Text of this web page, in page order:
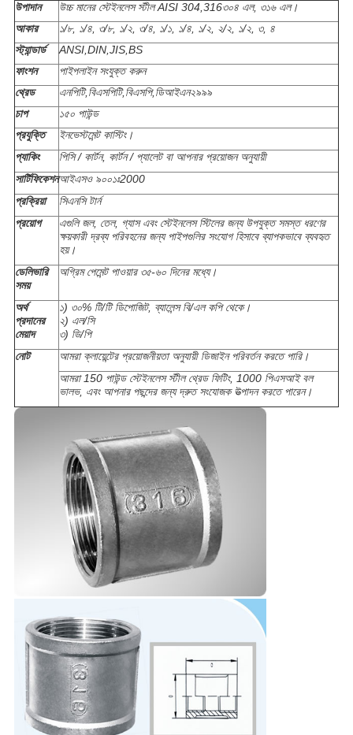
উপাদান
উচ্চ মানের স্টেইনলেস স্টীল AISI 304,316৩০৪ এল, ৩১৬ এল।
আকার
১/৮, ১/৪, ৩/৮, ১/২, ৩/৪, ১/১, ১/৪, ১/২, ২/২, ১/২, ৩, ৪
স্ট্যান্ডার্ড
ANSI,DIN,JIS,BS
ফাংশন
পাইপলাইন সংযুক্ত করুন
থ্রেড
এনপিটি,বিএসপিটি,বিএসপি,ডিআইএন২৯৯৯
চাপ
১৫০ পাউন্ড
প্রযুক্তি
ইনভেস্টমেন্ট কাস্টিং।
প্যাকিং
পিসি / কার্টন, কার্টন / প্যালেট বা আপনার প্রয়োজন অনুযায়ী
সার্টিফিকেশনআইএসও ৯০০১ঃ2000
প্রক্রিয়া
সিএনসি টার্ন
প্রয়োগ
এগুলি জল, তেল, গ্যাস এবং স্টেইনলেস স্টিলের জন্য উপযুক্ত সমস্ত ধরণের
ক্ষয়কারী দ্রব্য পরিবহনের জন্য পাইপগুলির সংযোগ হিসাবে ব্যাপকভাবে ব্যবহৃত
হয়।
ডেলিভারি
সময়
অগ্রিম পেমেন্ট পাওয়ার ৩৫-৬০ দিনের মধ্যে।
অর্থ
প্রদানের
মেয়াদ
১) ৩০% টি/টি ডিপোজিট, ব্যালেন্স বি/এল কপি থেকে।
২) এল/সি
৩) ডি/পি
নোট
আমরা ক্লায়েন্টের প্রয়োজনীয়তা অনুযায়ী ডিজাইন পরিবর্তন করতে পারি।
আমরা 150 পাউন্ড স্টেইনলেস স্টীল থ্রেড ফিটিং, 1000 পিএসআই বল
ভালভ, এবং আপনার পছন্দের জন্য দ্রুত সংযোজক উত্পাদন করতে পারেন।